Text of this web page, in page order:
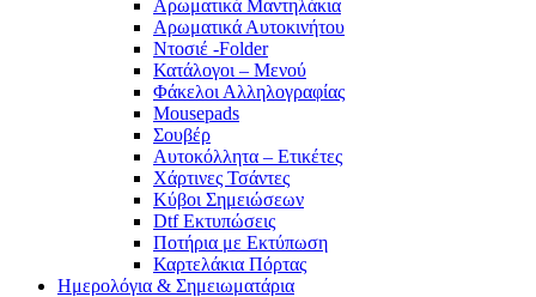
Αρωματικά Μαντηλάκια
Αρωματικά Αυτοκινήτου
Ντοσιέ -Folder
Κατάλογοι – Μενού
Φάκελοι Αλληλογραφίας
Mousepads
Σουβέρ
Αυτοκόλλητα – Ετικέτες
Χάρτινες Τσάντες
Κύβοι Σημειώσεων
Dtf Εκτυπώσεις
Ποτήρια με Εκτύπωση
Καρτελάκια Πόρτας
Ημερολόγια & Σημειωματάρια